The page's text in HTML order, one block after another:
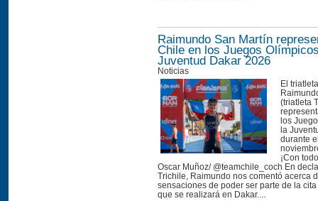
Raimundo San Martín
Chile en los Juegos
Juventud Dakar 2026
Noticias
El
(triatleta
los
la
durante
¡Con
Oscar Muñoz/ @teamchile_coch En
Trichile, Raimundo nos comentó acerca
sensaciones de poder ser parte de la
que se realizará en Dakar....